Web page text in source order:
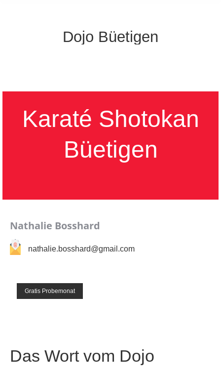
Dojo Büetigen
Karaté Shotokan
Büetigen
Nathalie Bosshard
nathalie.bosshard@gmail.com
Gratis Probemonat
Das Wort vom Dojo